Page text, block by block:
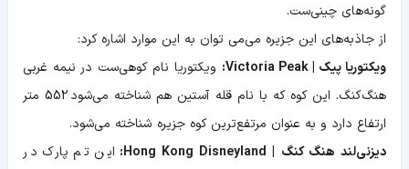
گونه‌های چینی‌ست.
از جاذبه‌های این جزیره می‌می توان به این موارد اشاره کرد:
ویکتوریا پیک | Victoria Peak‎:
ویکتوریا نام کوهی‌ست در نیمه غربی
هنگ‌کنگ. این کوه که با نام قله آستین هم شناخته می‌شود 552 متر
ارتفاع دارد و به عنوان مرتفع‌ترین کوه جزیره شناخته می‌شود.
دیزنی‌لند هنگ کنگ | Hong Kong Disneyland:
این تم پارک در